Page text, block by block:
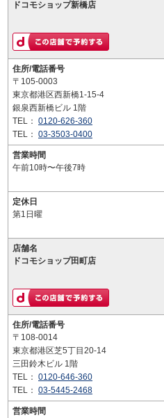
ドコモショップ新橋店
住所/電話番号
〒105-0003
東京都港区西新橋1-15-4
銀泉西新橋ビル 1階
TEL： 0120-626-360
TEL： 03-3503-0400
営業時間
午前10時〜午後7時
定休日
第1日曜
店舗名
ドコモショップ田町店
住所/電話番号
〒108-0014
東京都港区芝5丁目20-14
三田鈴木ビル 1階
TEL： 0120-646-360
TEL： 03-5445-2468
営業時間